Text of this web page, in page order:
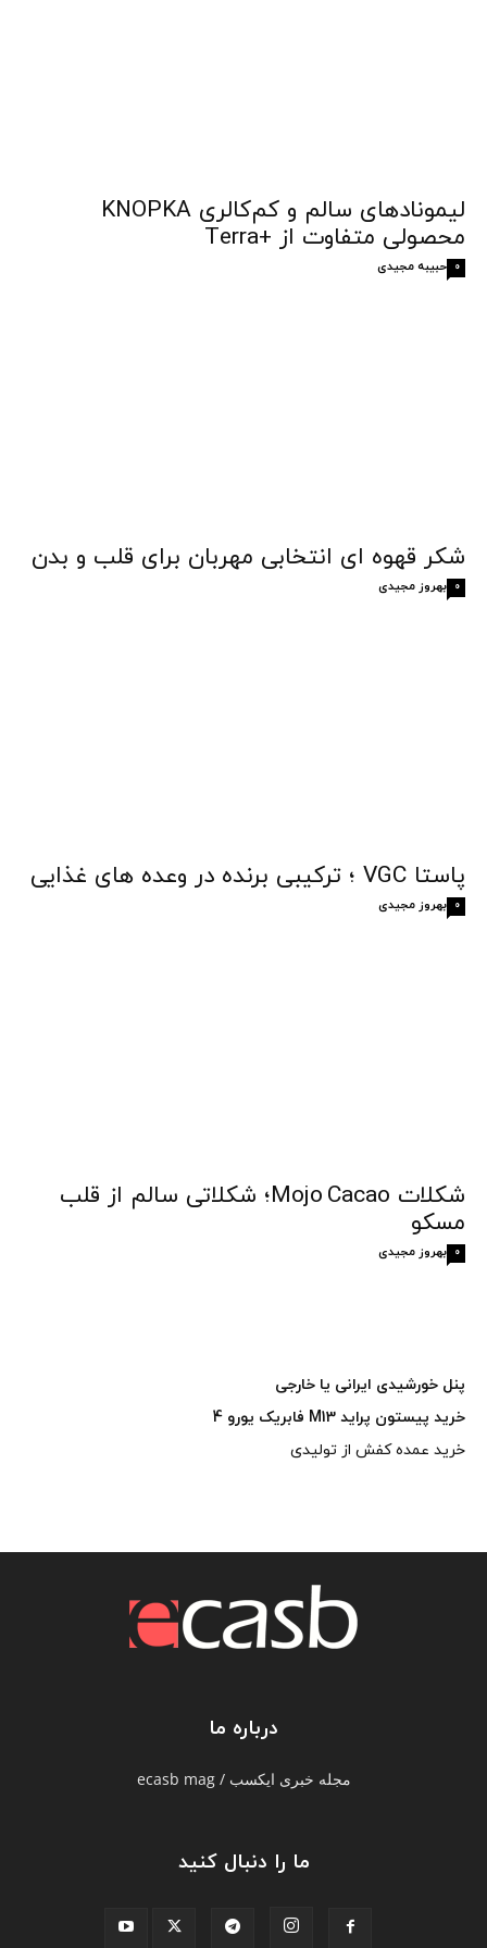
لیمونادهای سالم و کم‌کالری KNOPKA
محصولی متفاوت از +Terra
حبیبه مجیدی 0
شکر قهوه‌ ای انتخابی مهربان برای قلب و بدن
بهروز مجیدی 0
پاستا VGC ؛ ترکیبی برنده در وعده های غذایی
بهروز مجیدی 0
شکلات Mojo Cacao؛ شکلاتی سالم از قلب
مسکو
بهروز مجیدی 0
پنل خورشیدی ایرانی یا خارجی
خرید پیستون پراید M13 فابریک یورو 4
خرید عمده کفش از تولیدی
درباره ما
مجله خبری ایکسب / ecasb mag
ما را دنبال کنید